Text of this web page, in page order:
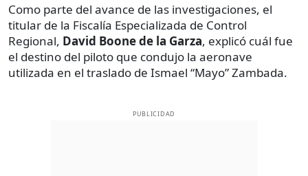
Como parte del avance de las investigaciones, el
titular de la Fiscalía Especializada de Control
Regional, David Boone de la Garza, explicó cuál fue
el destino del piloto que condujo la aeronave
utilizada en el traslado de Ismael “Mayo” Zambada.
PUBLICIDAD